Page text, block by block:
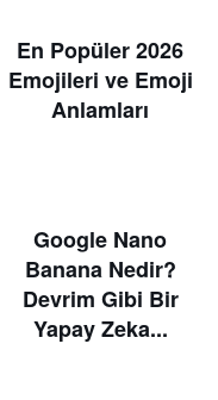
En Popüler 2026
Emojileri ve Emoji
Anlamları
Google Nano
Banana Nedir?
Devrim Gibi Bir
Yapay Zeka...